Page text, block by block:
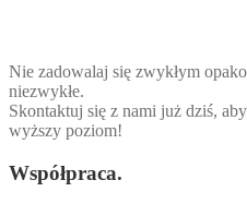
Nie zadowalaj się zwykłym
niezwykłe.
Skontaktuj się z nami już dziś,
wyższy poziom!
Współpraca.